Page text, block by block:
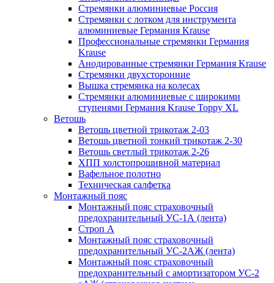
Стремянки алюминиевые Россия
Стремянки c лотком для инструмента
алюминиевые Германия Krause
Профессиональные стремянки Германия
Krause
Анодированные стремянки Германия Krause
Стремянки двухсторонние
Вышка стремянка на колесах
Стремянки алюминиевые c широкими
ступенями Германия Krause Toppy XL
Ветошь
Ветошь цветной трикотаж 2-03
Ветошь цветной тонкий трикотаж 2-30
Ветошь светлый трикотаж 2-26
ХПП холстопрошивной материал
Вафельное полотно
Техническая салфетка
Монтажный пояс
Монтажный пояс страховочный
предохранительный УС-1А (лента)
Строп А
Монтажный пояс страховочный
предохранительный УС-2АЖ (лента)
Монтажный пояс страховочный
предохранительный с амортизатором УС-2